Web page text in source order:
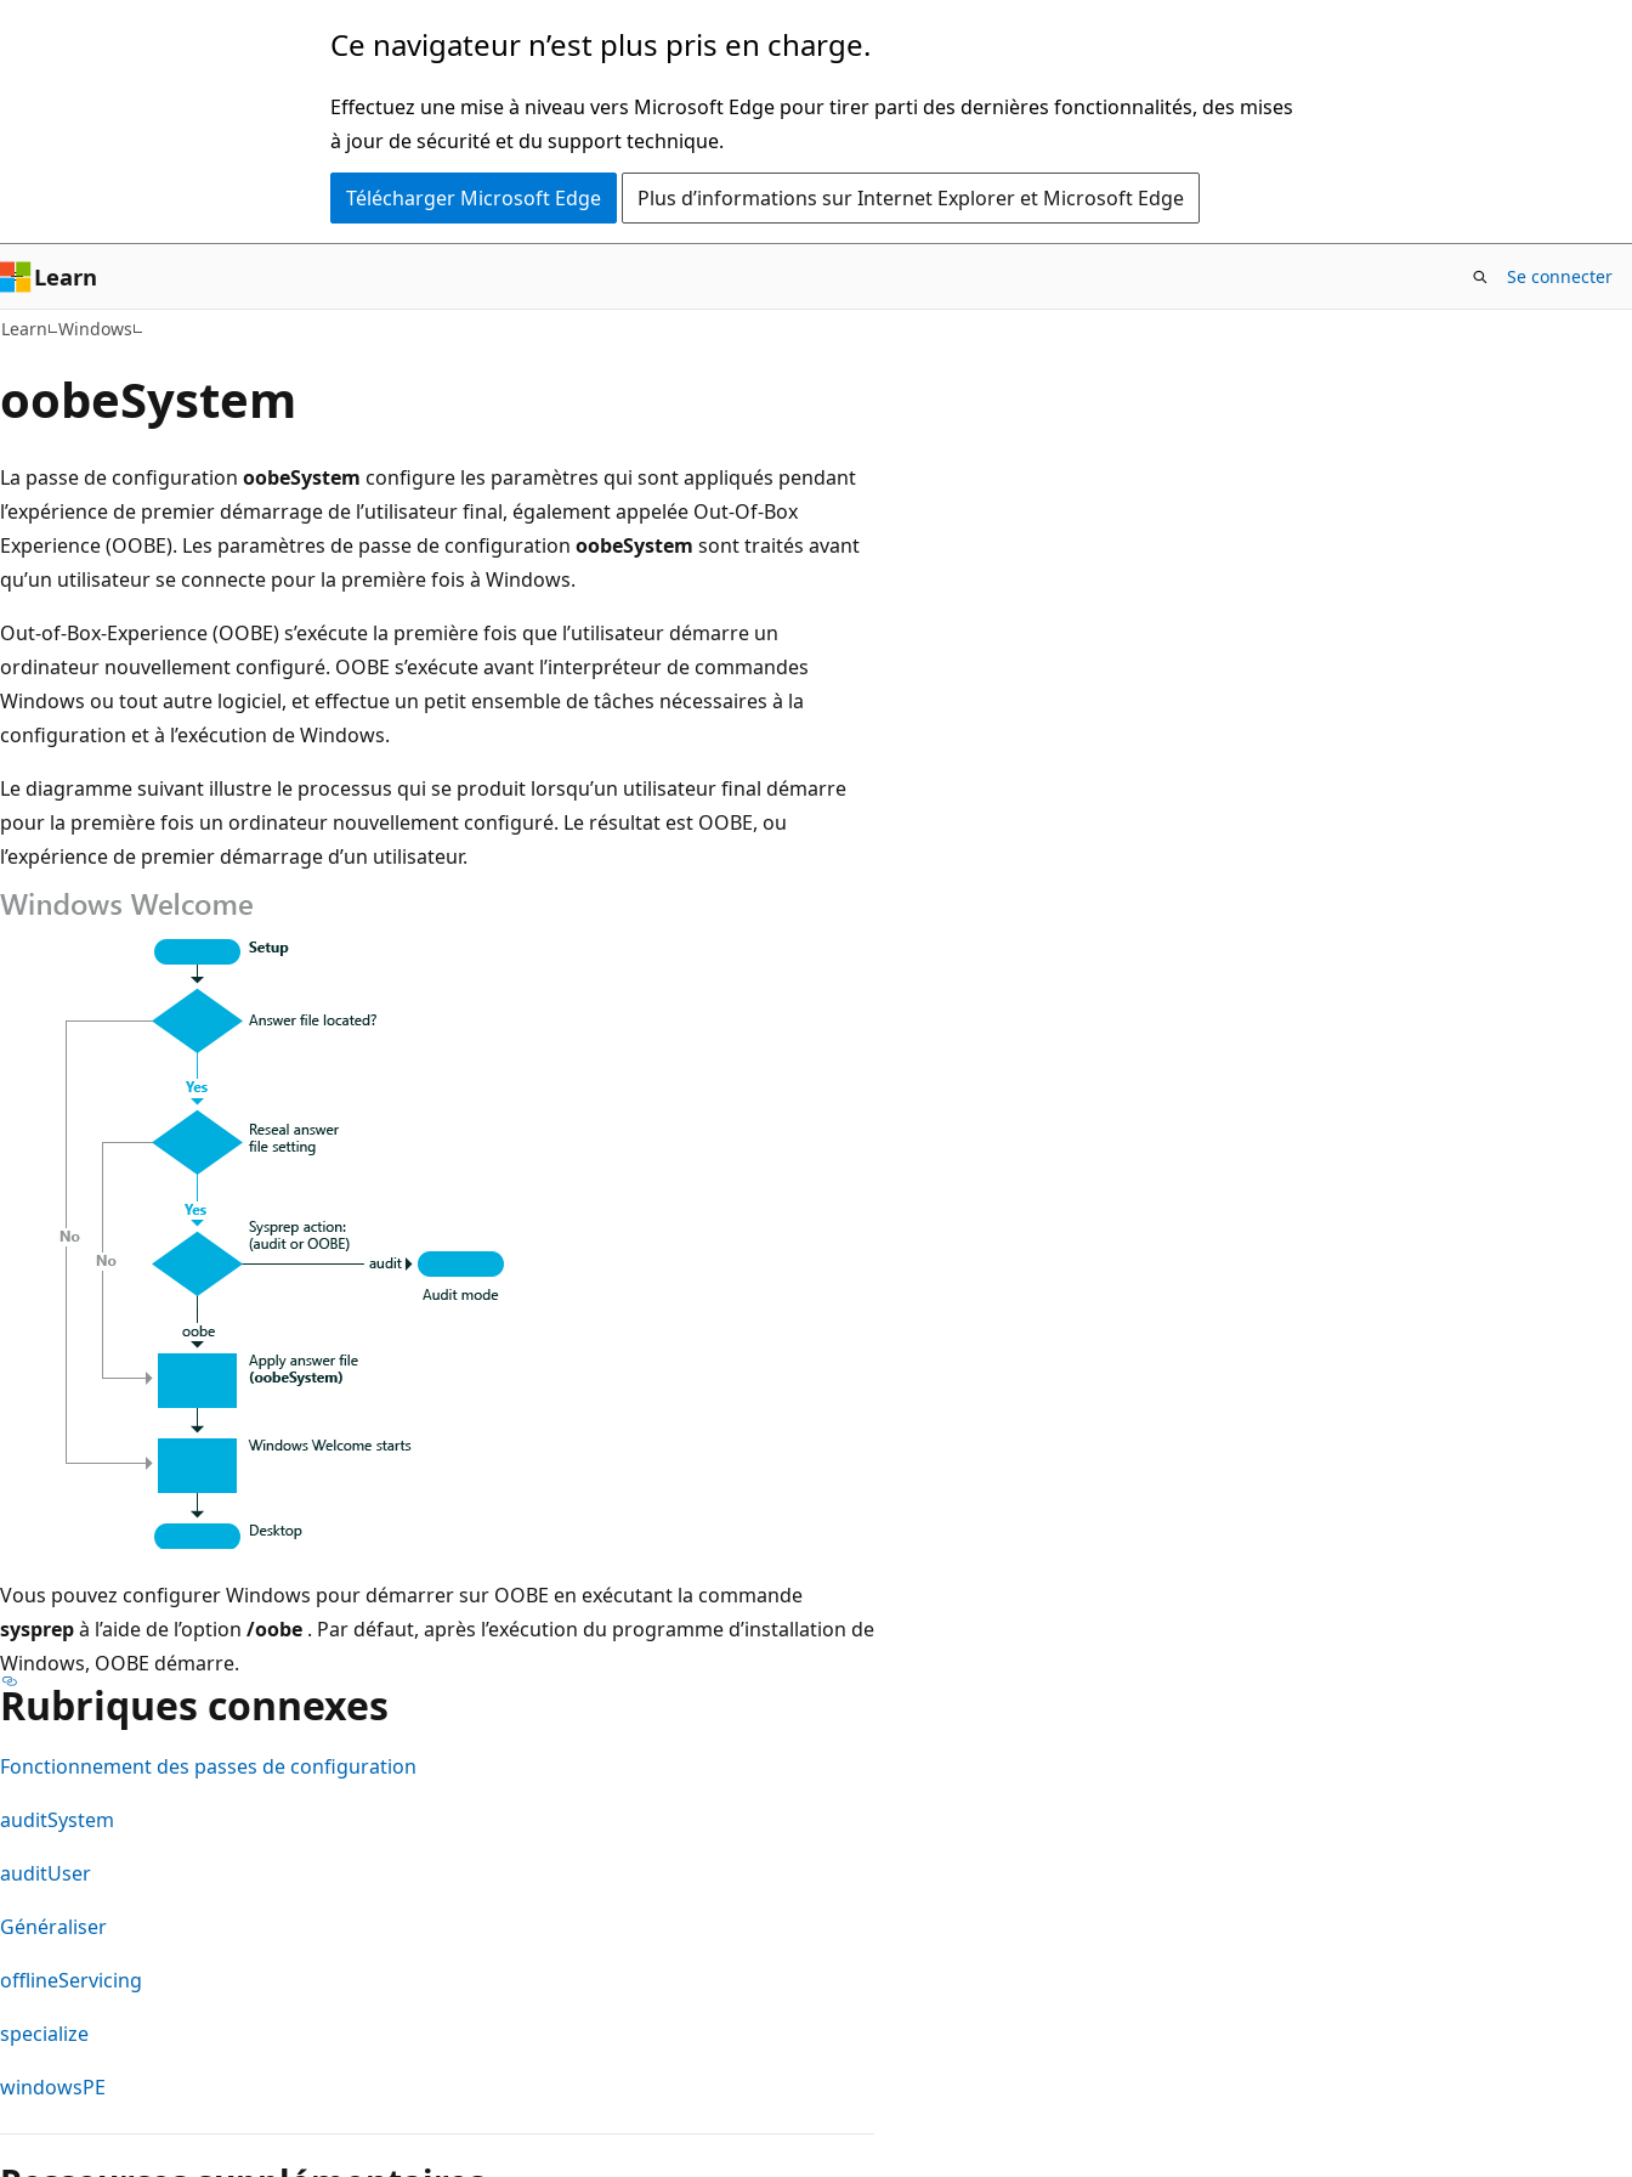
Ce navigateur n’est plus pris en charge.
Effectuez une mise à niveau vers Microsoft Edge pour tirer parti des dernières fonctionnalités, des mises
à jour de sécurité et du support technique.
Télécharger Microsoft Edge Plus d’informations sur Internet Explorer et Microsoft Edge
Learn Se connecter
Learn Windows
oobeSystem
La passe de configuration oobeSystem configure les paramètres qui sont appliqués pendant
l’expérience de premier démarrage de l’utilisateur final, également appelée Out-Of-Box
Experience (OOBE). Les paramètres de passe de configuration oobeSystem sont traités avant
qu’un utilisateur se connecte pour la première fois à Windows.
Out-of-Box-Experience (OOBE) s’exécute la première fois que l’utilisateur démarre un
ordinateur nouvellement configuré. OOBE s’exécute avant l’interpréteur de commandes
Windows ou tout autre logiciel, et effectue un petit ensemble de tâches nécessaires à la
configuration et à l’exécution de Windows.
Le diagramme suivant illustre le processus qui se produit lorsqu’un utilisateur final démarre
pour la première fois un ordinateur nouvellement configuré. Le résultat est OOBE, ou
l’expérience de premier démarrage d’un utilisateur.
Vous pouvez configurer Windows pour démarrer sur OOBE en exécutant la commande
sysprepà l’aide de l’option /oobe . Par défaut, après l’exécution du programme d’installation de
Windows, OOBE démarre.
Rubriques connexes
Fonctionnement des passes de configuration
auditSystem
auditUser
Généraliser
offlineServicing
specialize
windowsPE